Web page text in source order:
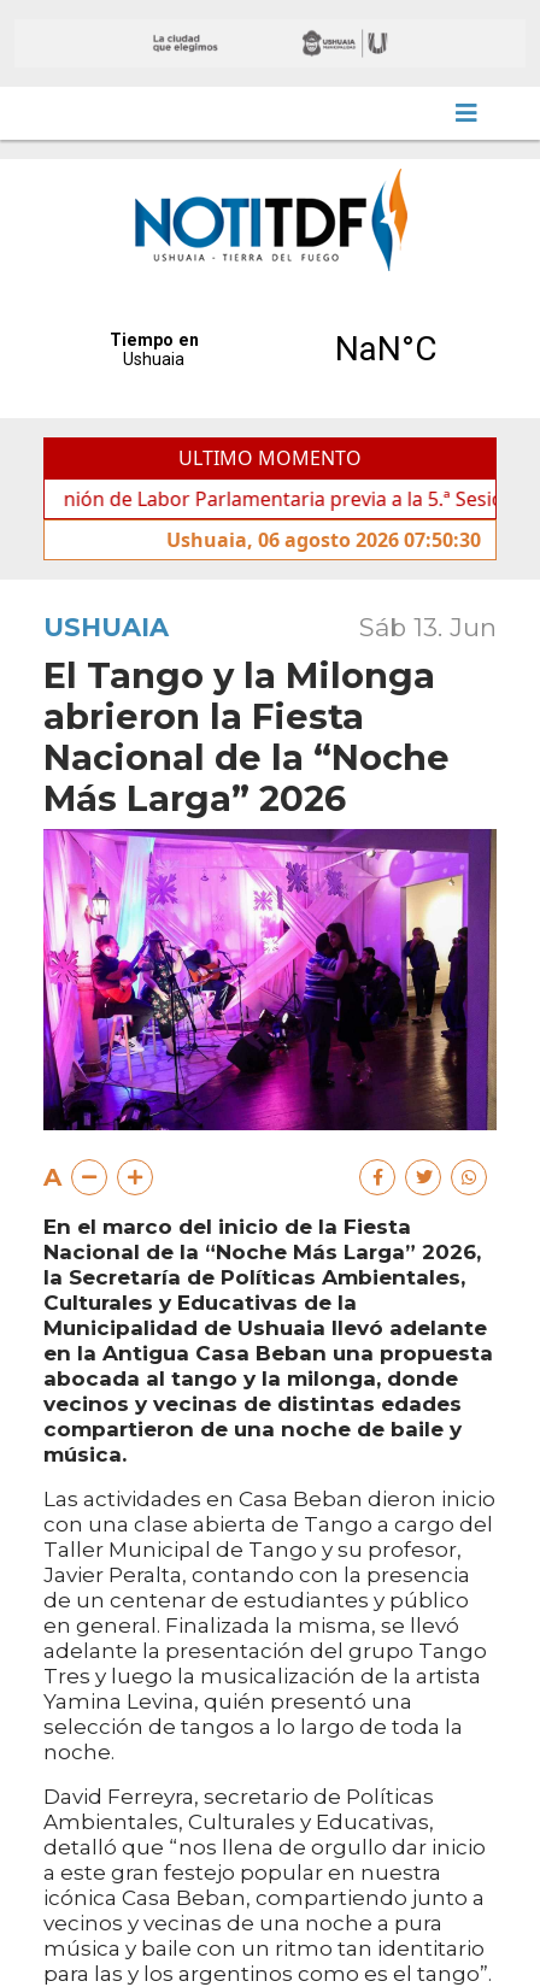
ULTIMO MOMENTO
de Labor Parlamentaria previa a la 5.ª Sesión Ordinaria
Ushuaia, 06 agosto 2026 07:50:30
USHUAIA Sáb 13. Jun
El Tango y la Milonga
abrieron la Fiesta
Nacional de la “Noche
Más Larga” 2026
A
En el marco del inicio de la Fiesta
Nacional de la “Noche Más Larga” 2026,
la Secretaría de Políticas Ambientales,
Culturales y Educativas de la
Municipalidad de Ushuaia llevó adelante
en la Antigua Casa Beban una propuesta
abocada al tango y la milonga, donde
vecinos y vecinas de distintas edades
compartieron de una noche de baile y
música.
Las actividades en Casa Beban dieron inicio
con una clase abierta de Tango a cargo del
Taller Municipal de Tango y su profesor,
Javier Peralta, contando con la presencia
de un centenar de estudiantes y público
en general. Finalizada la misma, se llevó
adelante la presentación del grupo Tango
Tres y luego la musicalización de la artista
Yamina Levina, quién presentó una
selección de tangos a lo largo de toda la
noche.
David Ferreyra, secretario de Políticas
Ambientales, Culturales y Educativas,
detalló que “nos llena de orgullo dar inicio
a este gran festejo popular en nuestra
icónica Casa Beban, compartiendo junto a
vecinos y vecinas de una noche a pura
música y baile con un ritmo tan identitario
para las y los argentinos como es el tango”.